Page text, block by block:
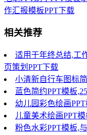
作汇报模板PPT下载
相关推荐
适用于年终总结,工
页策划PPT下载
小清新自行车图标
蓝色简约PPT模板
幼儿园彩色绘画
儿童美术绘画PPT
粉色水彩PPT模板,